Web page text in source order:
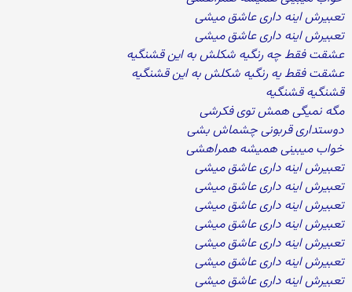
تعبیرش اینه داری عاشق میشی
تعبیرش اینه داری عاشق میشی
عشقت فقط چه رنگیه شکلش به این قشنگیه
عشقت فقط یه رنگیه شکلش به این قشنگیه
قشنگیه قشنگیه
مگه نمیگی همش توی فکرشی
دوستداری قربونی چشماش بشی
خواب میبینی همیشه همراهشی
تعبیرش اینه داری عاشق میشی
تعبیرش اینه داری عاشق میشی
تعبیرش اینه داری عاشق میشی
تعبیرش اینه داری عاشق میشی
تعبیرش اینه داری عاشق میشی
تعبیرش اینه داری عاشق میشی
تعبیرش اینه داری عاشق میشی